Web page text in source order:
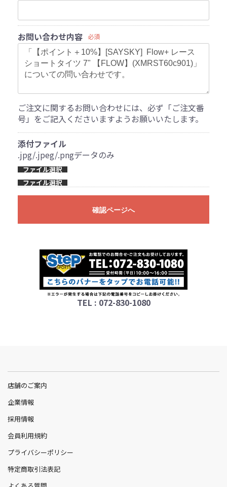
お問い合わせ内容 必須
ご注文に関するお問い合わせには、必ず「ご注文番
号」をご記入くださいますようお願いいたします。
添付ファイル
.jpg/.jpeg/.pngデータのみ
ファイル選択
ファイル選択
確認ページへ
TEL : 072-830-1080
店舗のご案内
企業情報
採用情報
会員利用規約
プライバシーポリシー
特定商取引法表記